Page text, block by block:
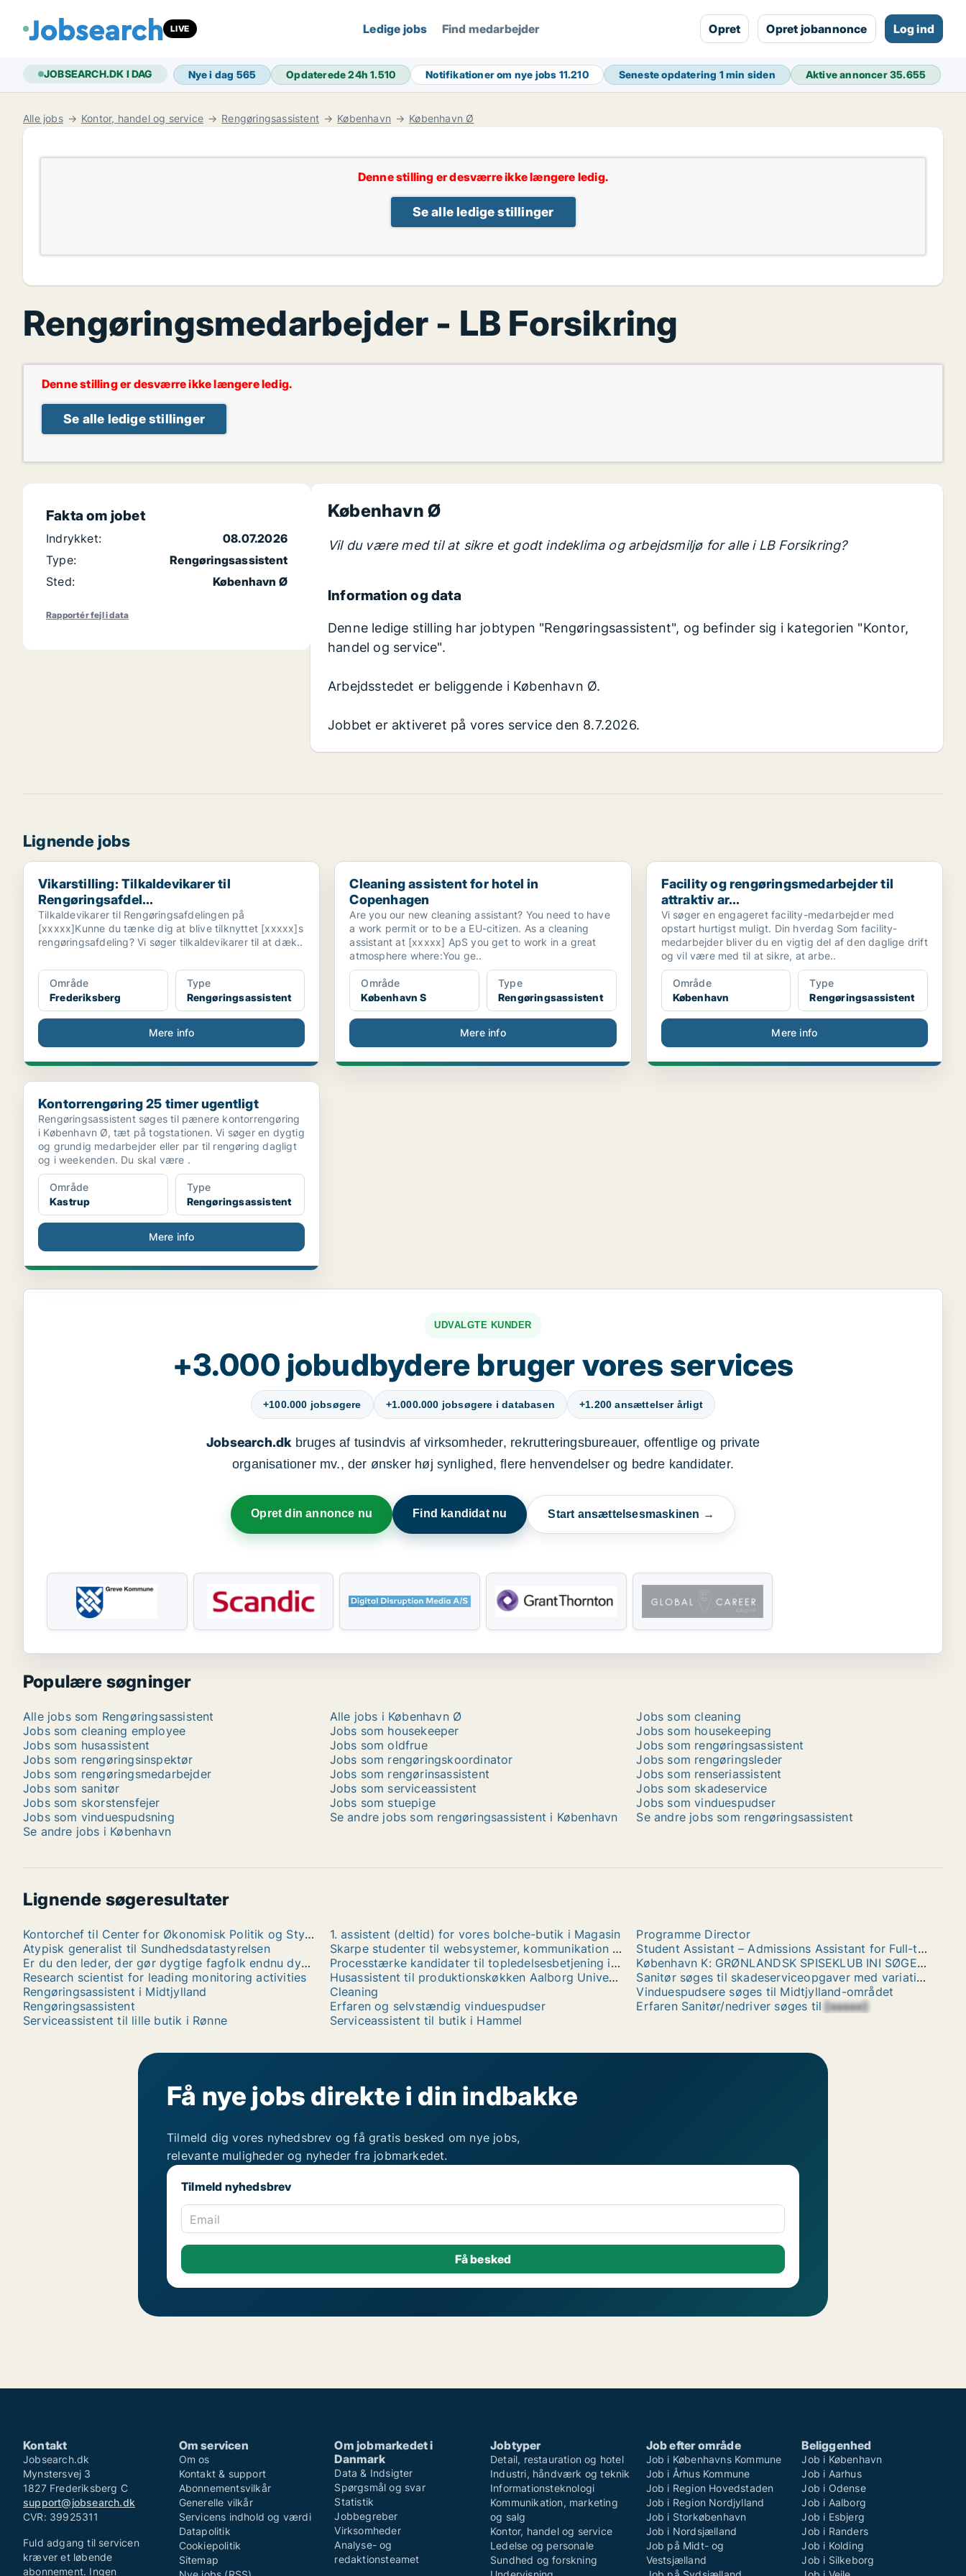
LIVE Ledige jobs Find medarbejder Opret Opret jobannonce Log ind
JOBSEARCH.DK I DAG Nye i dag 565 Opdaterede 24h1.510 Notifikationer om nye jobs 11.210 Seneste opdatering 1 min siden Aktive annoncer35.655
Alle jobs Kontor, handel og service Rengøringsassistent København København Ø
Denne stilling er desværre ikke længere ledig.
Se alle ledige stillinger
Rengøringsmedarbejder - LB Forsikring
Denne stilling er desværre ikke længere ledig.
Se alle ledige stillinger
København Ø
Vil du være med til at sikre et godt indeklima og arbejdsmiljø for alle i LB Forsikring?
Information og data
Denne ledige stilling har jobtypen "Rengøringsassistent", og befinder sig i kategorien "Kontor,
handel og service".
Arbejdsstedet er beliggende i København Ø.
Jobbet er aktiveret på vores service den 8.7.2026.
Fakta om jobet
Indrykket:
08.07.2026
Type:
Rengøringsassistent
Sted:
København Ø
Rapportér fejl i data
Lignende jobs
Vikarstilling: Tilkaldevikarer til Rengøringsafdel...
Vikarstilling: Tilkaldevikarer til
Rengøringsafdel...
Tilkaldevikarer til Rengøringsafdelingen på
[xxxxx]Kunne du tænke dig at blive tilknyttet [xxxxx]s
rengøringsafdeling? Vi søger tilkaldevikarer til at dæk..
Område
Frederiksberg
Type
Rengøringsassistent
Mere info
Cleaning assistent for hotel in Copenhagen
Cleaning assistent for hotel in
Copenhagen
Are you our new cleaning assistant? You need to have
a work permit or to be a EU-citizen. As a cleaning
assistant at [xxxxx] ApS you get to work in a great
atmosphere where:You ge..
Område
København S
Type
Rengøringsassistent
Mere info
Facility og rengøringsmedarbejder til attraktiv ar...
Facility og rengøringsmedarbejder til
attraktiv ar...
Vi søger en engageret facility-medarbejder med
opstart hurtigst muligt. Din hverdag Som facility-
medarbejder bliver du en vigtig del af den daglige drift
og vil være med til at sikre, at arbe..
Område
København
Type
Rengøringsassistent
Mere info
Kontorrengøring 25 timer ugentligt
Kontorrengøring 25 timer ugentligt
Rengøringsassistent søges til pænere kontorrengøring
i København Ø, tæt på togstationen. Vi søger en dygtig
og grundig medarbejder eller par til rengøring dagligt
og i weekenden. Du skal være .
Område
Kastrup
Type
Rengøringsassistent
Mere info
UDVALGTE KUNDER
+3.000 jobudbydere bruger vores services
+100.000 jobsøgere +1.000.000 jobsøgere i databasen +1.200 ansættelser årligt
Jobsearch.dkbruges af tusindvis af virksomheder, rekrutteringsbureauer, offentlige og private
organisationer mv., der ønsker høj synlighed, flere henvendelser og bedre kandidater.
Opret din annonce nu Find kandidat nu Start ansættelsesmaskinen →
Populære søgninger
Alle jobs som Rengøringsassistent Alle jobs i København Ø
Jobs som cleaning
Jobs som cleaning employee
Jobs som housekeeper
Jobs som housekeeping
Jobs som husassistent
Jobs som oldfrue
Jobs som rengøringsassistent
Jobs som rengøringsinspektør
Jobs som rengøringskoordinator
Jobs som rengøringsleder
Jobs som rengøringsmedarbejder
Jobs som rengørinsassistent
Jobs som renseriassistent
Jobs som sanitør
Jobs som serviceassistent
Jobs som skadeservice
Jobs som skorstensfejer
Jobs som stuepige
Jobs som vinduespudser
Jobs som vinduespudsning
Se andre jobs som rengøringsassistent i København
Se andre jobs som rengøringsassistent
Se andre jobs i København
Lignende søgeresultater
Kontorchef til Center for Økonomisk Politik og Styring i Undervisningsministeriets departement 1. assistent (deltid) for vores bolche-butik i Magasin
Programme Director
Atypisk generalist til Sundhedsdatastyrelsen
Skarpe studenter til websystemer, kommunikation og presse i Ankestyrelsen
Student Assistant – Admissions Assistant for Full-time MBA
Er du den leder, der gør dygtige fagfolk endnu dygtigere? - Danmarks Fængsler søger tre enhedsledere
Processtærke kandidater til topledelsesbetjening i Direktionssekretariatet
København K: GRØNLANDSK SPISEKLUB INI SØGER FRIVILLIGE TIL AT TILBEREDE /SERVERE MAD
Research scientist for leading monitoring activities
Husassistent til produktionskøkken Aalborg Universitetshospital
Sanitør søges til skadeserviceopgaver med variation og ansvar i Broby
Rengøringsassistent i Midtjylland
Cleaning
Vinduespudsere søges til Midtjylland-området
Rengøringsassistent
Erfaren og selvstændig vinduespudser Erfaren Sanitør/nedriver søges til[xxxxx]
Serviceassistent til lille butik i Rønne
Serviceassistent til butik i Hammel
Få nye jobs direkte i din indbakke
Tilmeld dig vores nyhedsbrev og få gratis besked om nye jobs,
relevante muligheder og nyheder fra jobmarkedet.
Tilmeld nyhedsbrev
Email
Kontakt
Jobsearch.dk
Mynstersvej 3
1827 Frederiksberg C
support@jobsearch.dk
CVR: 39925311
Fuld adgang til servicen
kræver et løbende
abonnement. Ingen
Om servicen
Om os
Kontakt & support
Abonnementsvilkår
Generelle vilkår
Servicens indhold og værdi
Datapolitik
Cookiepolitik
Sitemap
Om jobmarkedet i
Danmark
Data & Indsigter
Spørgsmål og svar
Statistik
Jobbegreber
Virksomheder
Analyse- og
redaktionsteamet
Jobtyper
Detail, restauration og hotel
Industri, håndværk og teknik
Informationsteknologi
Kommunikation, marketing
og salg
Kontor, handel og service
Ledelse og personale
Sundhed og forskning
Job efter område
Job i Københavns Kommune
Job i Århus Kommune
Job i Region Hovedstaden
Job i Region Nordjylland
Job i Storkøbenhavn
Job i Nordsjælland
Job på Midt- og
Vestsjælland
Beliggenhed
Job i København
Job i Aarhus
Job i Odense
Job i Aalborg
Job i Esbjerg
Job i Randers
Job i Kolding
Job i Silkeborg